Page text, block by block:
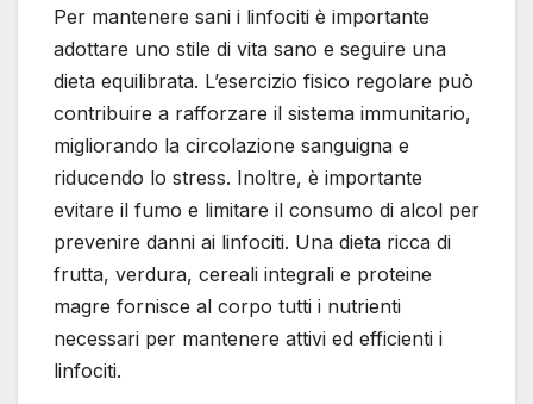
Per mantenere sani i linfociti è importante
adottare uno stile di vita sano e seguire una
dieta equilibrata. L’esercizio fisico regolare può
contribuire a rafforzare il sistema immunitario,
migliorando la circolazione sanguigna e
riducendo lo stress. Inoltre, è importante
evitare il fumo e limitare il consumo di alcol per
prevenire danni ai linfociti. Una dieta ricca di
frutta, verdura, cereali integrali e proteine
magre fornisce al corpo tutti i nutrienti
necessari per mantenere attivi ed efficienti i
linfociti.